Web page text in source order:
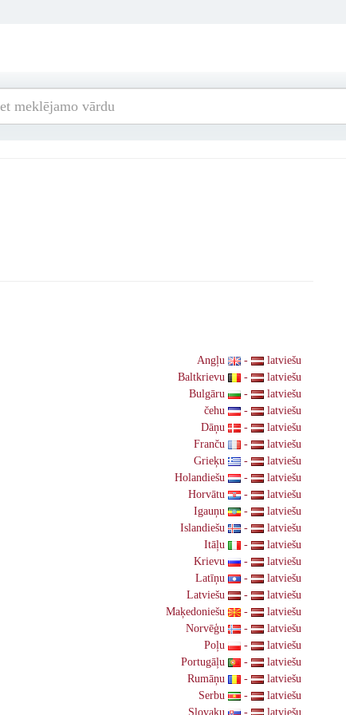
Angļu -
latviešu
Baltkrievu
-
latviešu
Bulgāru
-
latviešu
čehu
-
latviešu
Dāņu
-
latviešu
Franču
-
latviešu
Grieķu
-
latviešu
Holandiešu
-
latviešu
Horvātu
-
latviešu
Igauņu
-
latviešu
Islandiešu
-
latviešu
Itāļu
-
latviešu
Krievu
-
latviešu
Latīņu
-
latviešu
Latviešu
-
latviešu
Maķedoniešu
-
latviešu
Norvēģu
-
latviešu
Poļu
-
latviešu
Portugāļu
-
latviešu
Rumāņu
-
latviešu
Serbu
-
latviešu
Slovaku
- latviešu